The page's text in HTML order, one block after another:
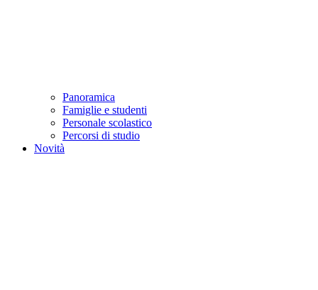
Panoramica
Famiglie e studenti
Personale scolastico
Percorsi di studio
Novità